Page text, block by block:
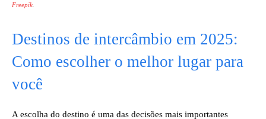
Freepik
Destinos de intercâmbio em 2025:
Como escolher o melhor lugar para
você
A escolha do destino é uma das decisões mais importantes